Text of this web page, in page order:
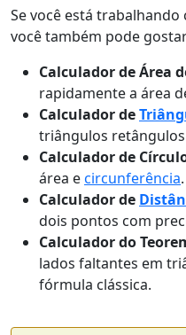
Se você está
você também pode
Calculador de Área
rapidamente a área
Calculador de
triângulos
Calculador de
área ecircunferência.
Calculador de
dois pontos com
Calculador do
lados faltantes em
fórmula clássica.